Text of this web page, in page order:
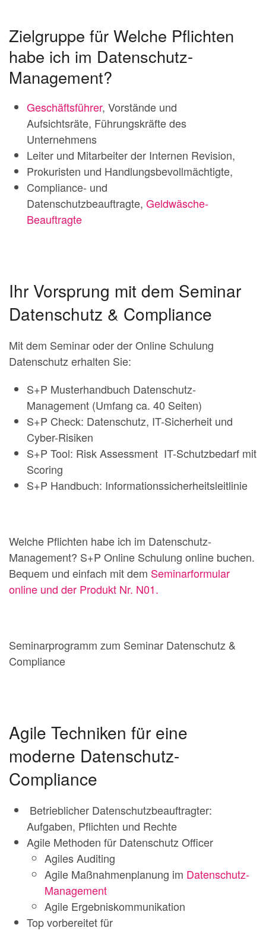
Zielgruppe für Welche Pflichten
habe ich im Datenschutz-
Management?
Geschäftsführer, Vorstände und
Aufsichtsräte, Führungskräfte des
Unternehmens
Leiter und Mitarbeiter der Internen Revision,
Prokuristen und Handlungsbevollmächtigte,
Compliance- und
Datenschutzbeauftragte, Geldwäsche-
Beauftragte
Ihr Vorsprung mit dem Seminar
Datenschutz & Compliance
Mit dem Seminar oder der Online Schulung
Datenschutz erhalten Sie:
S+P Musterhandbuch Datenschutz-
Management (Umfang ca. 40 Seiten)
S+P Check: Datenschutz, IT-Sicherheit und
Cyber-Risiken
S+P Tool: Risk Assessment IT-Schutzbedarf mit
Scoring
S+P Handbuch: Informationssicherheitsleitlinie
Welche Pflichten habe ich im Datenschutz-
Management? S+P Online Schulung online buchen.
Bequem und einfach mit dem Seminarformular
online und der Produkt Nr. N01.
Seminarprogramm zum Seminar Datenschutz &
Compliance
Agile Techniken für eine
moderne Datenschutz-
Compliance
Betrieblicher Datenschutzbeauftragter:
Aufgaben, Pflichten und Rechte
Agile Methoden für Datenschutz Officer
Agiles Auditing
Agile Maßnahmenplanung im Datenschutz-
Management
Agile Ergebniskommunikation
Top vorbereitet für